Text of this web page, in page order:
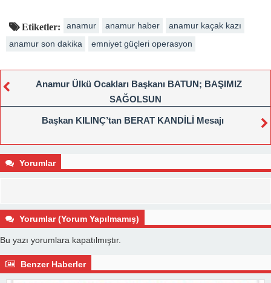
Etiketler: anamur anamur haber
anamur kaçak kazı
anamur son dakika
emniyet güçleri operasyon
Anamur Ülkü Ocakları Başkanı BATUN; BAŞIMIZ
SAĞOLSUN
Başkan KILINÇ’tan BERAT KANDİLİ Mesajı
Yorumlar
Yorumlar (Yorum Yapılmamış)
Bu yazı yorumlara kapatılmıştır.
Benzer Haberler